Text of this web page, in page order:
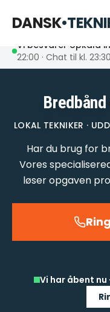
DANSK•
Åbent nu
Vi besvarer opkald
22:00 · Chat til kl. 23:30
LOKAL TEKNIKER ·
Har du brug for
Vores
løser opgaven
Vi har åbent nu